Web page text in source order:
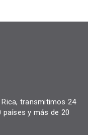
transmitimos 24
países y más de 20